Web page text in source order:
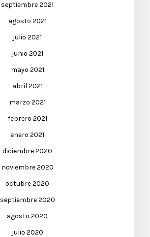
septiembre 2021
agosto 2021
julio 2021
junio 2021
mayo 2021
abril 2021
marzo 2021
febrero 2021
enero 2021
diciembre 2020
noviembre 2020
octubre 2020
septiembre 2020
agosto 2020
julio 2020